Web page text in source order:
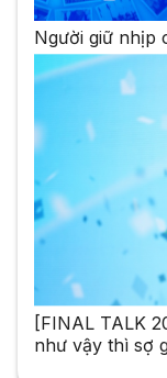
Người giữ nhịp
[FINAL TALK
như vậy thì sợ